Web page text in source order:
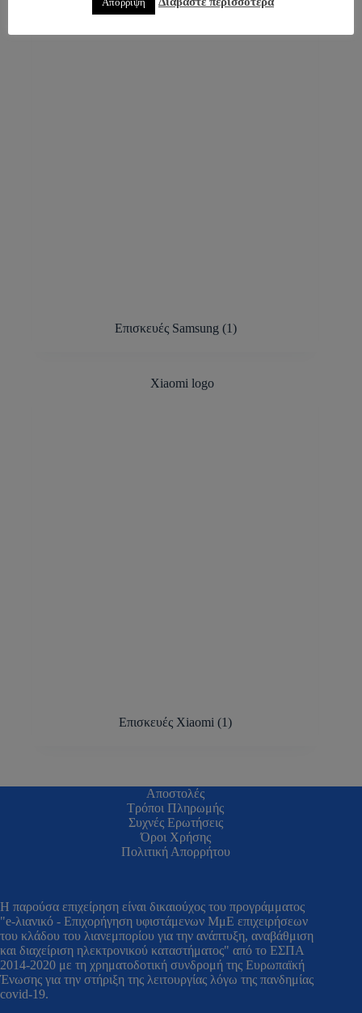
Επισκευές Samsung (1)
Επισκευές Xiaomi(1)
Αποστολές
Τρόποι Πληρωμής
Συχνές Ερωτήσεις
Όροι Χρήσης
Πολιτική Απορρήτου
H παρούσα επιχείρηση είναι δικαιούχος του προγράμματος
"e-λιανικό - Επιχορήγηση υφιστάμενων ΜμΕ επιχειρήσεων
του κλάδου του λιανεμπορίου για την ανάπτυξη, αναβάθμιση
και διαχείριση ηλεκτρονικού καταστήματος" από το ΕΣΠΑ
2014-2020 με τη χρηματοδοτική συνδρομή της Ευρωπαϊκή
Ένωσης για την στήριξη της λειτουργίας λόγω της πανδημίας
covid-19.